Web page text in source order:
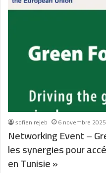
sofien rejeb
6 novembre 2025
Networking Event –
les synergies pour
en Tunisie »